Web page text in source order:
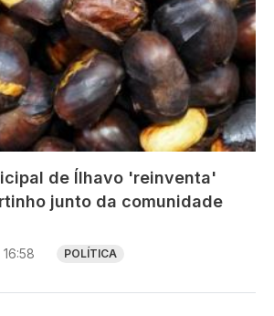
de Ílhavo 'reinventa'
junto da comunidade
16:58 POLÍTICA